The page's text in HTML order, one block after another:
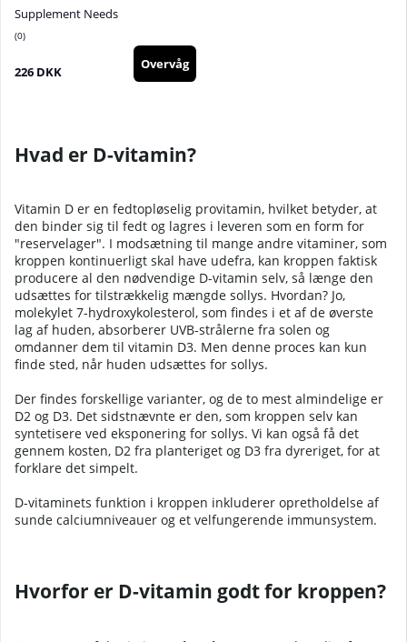
Supplement Needs
0
226 DKK Overvåg
Hvad er D-vitamin?
Vitamin D er en fedtopløselig provitamin, hvilket betyder, at
den binder sig til fedt og lagres i leveren som en form for
"reservelager". I modsætning til mange andre vitaminer, som
kroppen kontinuerligt skal have udefra, kan kroppen faktisk
producere al den nødvendige D-vitamin selv, så længe den
udsættes for tilstrækkelig mængde sollys. Hvordan? Jo,
molekylet 7-hydroxykolesterol, som findes i et af de øverste
lag af huden, absorberer UVB-strålerne fra solen og
omdanner dem til vitamin D3. Men denne proces kan kun
finde sted, når huden udsættes for sollys.
Der findes forskellige varianter, og de to mest almindelige er
D2 og D3. Det sidstnævnte er den, som kroppen selv kan
syntetisere ved eksponering for sollys. Vi kan også få det
gennem kosten, D2 fra planteriget og D3 fra dyreriget, for at
forklare det simpelt.
D-vitaminets funktion i kroppen inkluderer opretholdelse af
sunde calciumniveauer og et velfungerende immunsystem.
Hvorfor er D-vitamin godt for kroppen?